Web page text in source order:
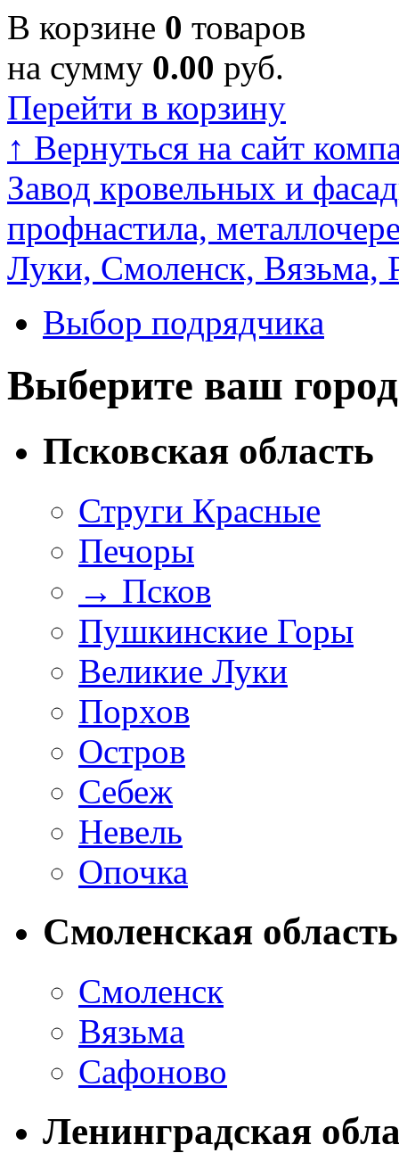
В корзине 0 товаров
на сумму 0.00 руб.
Перейти в корзину
↑ Вернуться на сайт
Завод кровельных и
профнастила,
Луки, Смоленск, Вязьма,
Выбор подрядчика
Выберите ваш город
Псковская область
Струги Красные
Печоры
→ Псков
Пушкинские Горы
Великие Луки
Порхов
Остров
Себеж
Невель
Опочка
Смоленская область
Смоленск
Вязьма
Сафоново
Ленинградская